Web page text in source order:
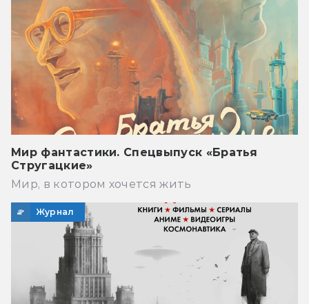
Мир фантастики. Спецвыпуск «Братья
Стругацкие»
Мир, в котором хочется жить
Журнал